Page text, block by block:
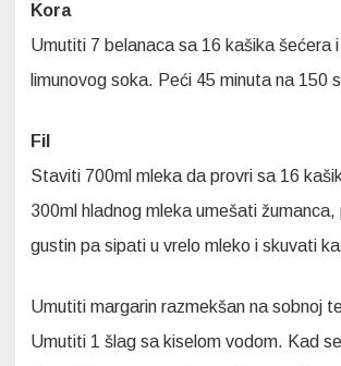
Kora
Umutiti 7 belanaca sa 16 kašika šećera
limunovog soka. Peći 45 minuta na 150
Fil
Staviti 700ml mleka da provri sa 16
300ml hladnog mleka umešati žumanca,
gustin pa sipati u vrelo mleko i skuvati
Umutiti margarin razmekšan na sobnoj
Umutiti 1 šlag sa kiselom vodom. Kad